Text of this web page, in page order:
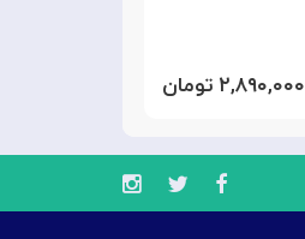
۲,۸۹۰,۰۰۰ تومان